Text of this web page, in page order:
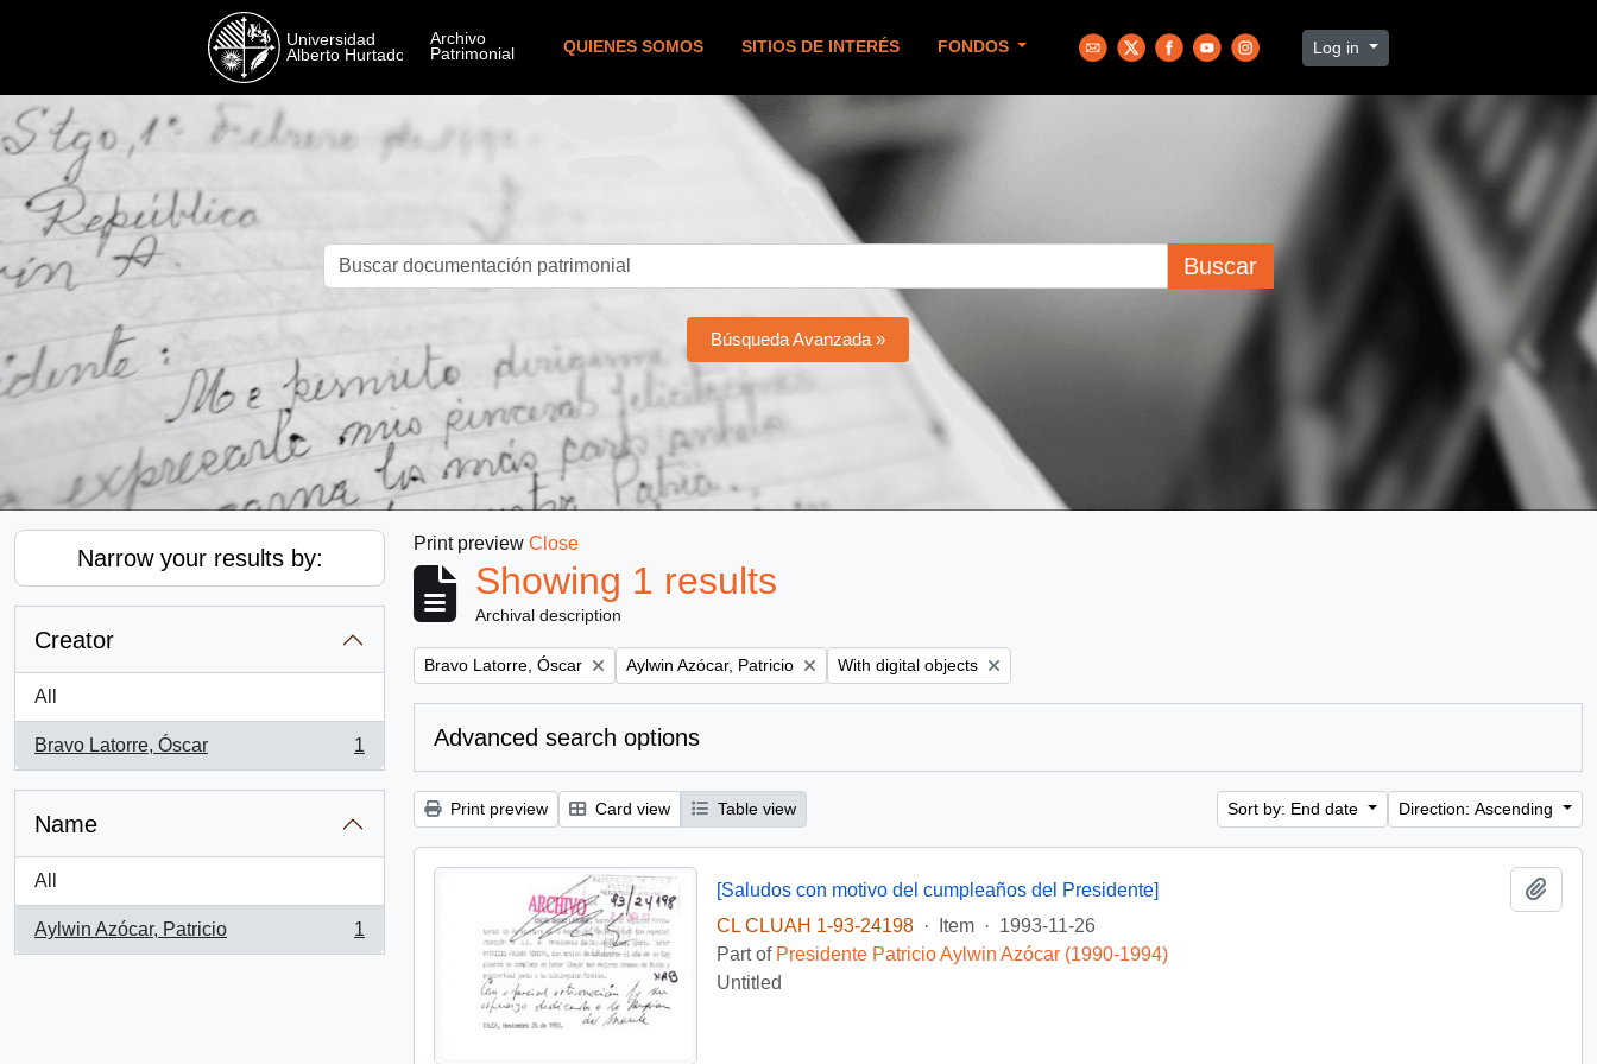
QUIENES SOMOS SITIOS DE INTERÉS FONDOS Log in
Buscar
Búsqueda Avanzada »
Narrow your results by:
Creator
All
Bravo Latorre, Óscar
, 1 results
1
Name
All
Aylwin Azócar, Patricio
, 1 results
1
Print preview Close
Showing 1 results
Archival description
Remove filter:
Bravo Latorre, Óscar Remove filter:
Aylwin Azócar, Patricio Remove filter:
With digital objects
Advanced search options
Print preview Card view Table view Sort by: End date Direction: Ascending
[Saludos con motivo del cumpleaños del Presidente]
CL CLUAH 1-93-24198
· Item · 1993-11-26
Part of Presidente Patricio Aylwin Azócar (1990-1994)
Untitled